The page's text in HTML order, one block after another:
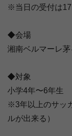
※当日の受付は
◆会場
湘南ベルマーレ
◆対象
小学4年〜6年生
※3年以上のサッ
ルが出来る）